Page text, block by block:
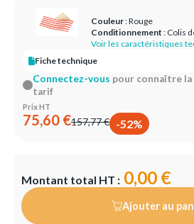
Couleur: Rouge
Conditionnement : Colis
Voir les caractéristiques
Fiche technique
Connectez-vous pour connaître
tarif
Prix HT
75,60 €157,77 € -52%
Montant total HT : 0,00 €
Ajouter au